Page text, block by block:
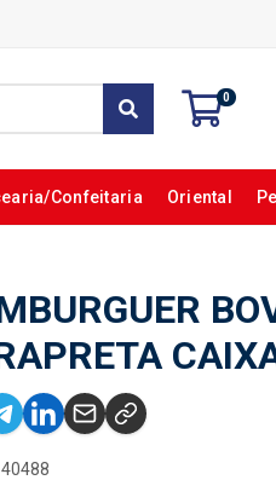
0
Confeitaria Oriental